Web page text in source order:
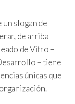
un slogan de
de arriba
de Vitro –
– tiene
únicas que